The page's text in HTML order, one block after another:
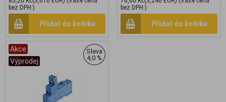
bez DPH:)
Přidat do košíku
bez DPH:)
Přidat do košíku
Akce
Výprodej
Sleva
4,0 %